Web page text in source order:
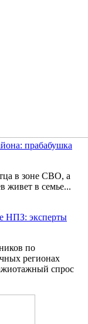
прабабушка
в зоне СВО, а
живет в семье...
НПЗ: эксперты
по
регионах
спрос